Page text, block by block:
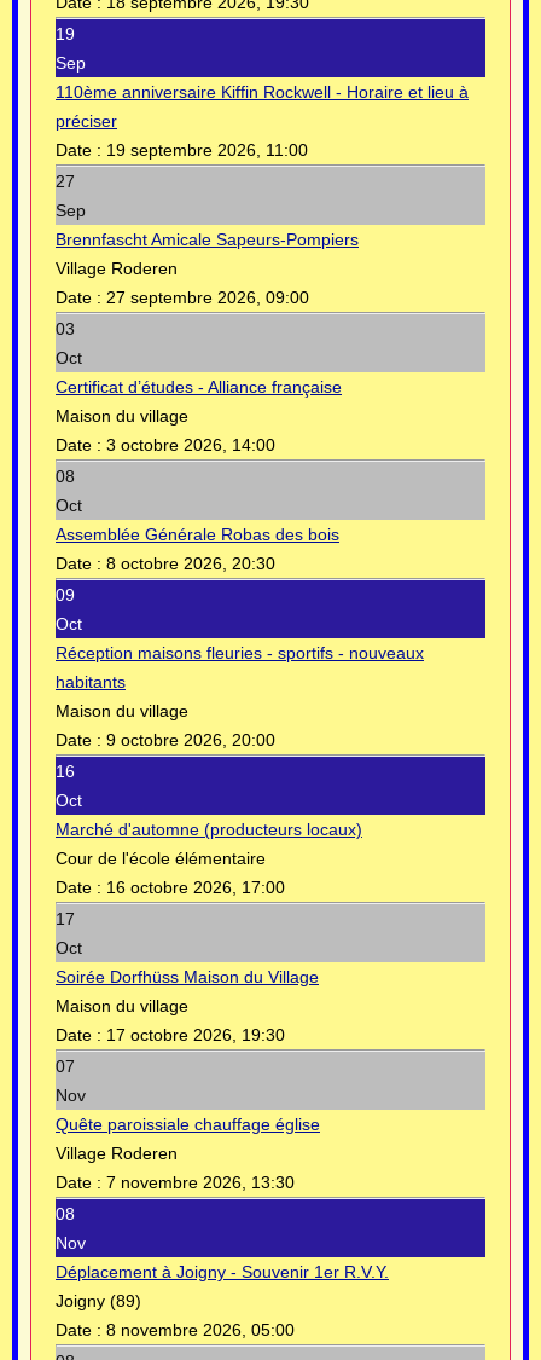
19
Sep
110ème anniversaire Kiffin Rockwell - Horaire et lieu à
préciser
Date : 19 septembre 2026, 11:00
27
Sep
Brennfascht Amicale Sapeurs-Pompiers
Village Roderen
Date : 27 septembre 2026, 09:00
03
Oct
Certificat d’études - Alliance française
Maison du village
Date : 3 octobre 2026, 14:00
08
Oct
Assemblée Générale Robas des bois
Date : 8 octobre 2026, 20:30
09
Oct
Réception maisons fleuries - sportifs - nouveaux
habitants
Maison du village
Date : 9 octobre 2026, 20:00
16
Oct
Marché d'automne (producteurs locaux)
Cour de l'école élémentaire
Date : 16 octobre 2026, 17:00
17
Oct
Soirée Dorfhüss Maison du Village
Maison du village
Date : 17 octobre 2026, 19:30
07
Nov
Quête paroissiale chauffage église
Village Roderen
Date : 7 novembre 2026, 13:30
08
Nov
Déplacement à Joigny - Souvenir 1er R.V.Y.
Joigny (89)
Date : 8 novembre 2026, 05:00